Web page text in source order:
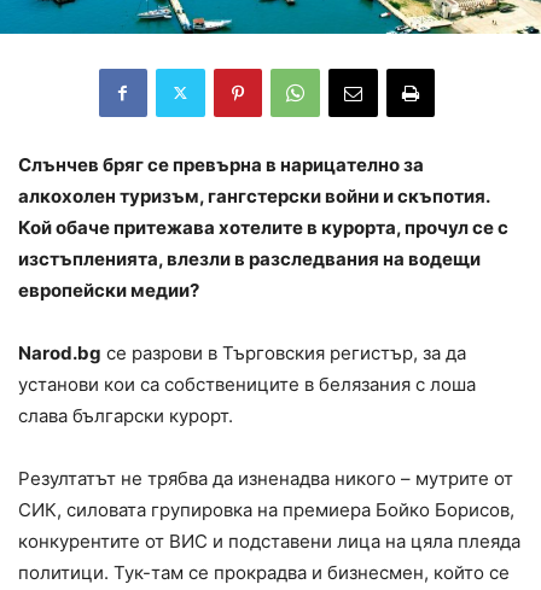
Слънчев бряг се превърна в нарицателно за
алкохолен туризъм, гангстерски войни и скъпотия.
Кой обаче притежава хотелите в курорта, прочул се с
изстъпленията, влезли в разследвания на водещи
европейски медии?
Narod.bg се разрови в Търговския регистър, за да
установи кои са собствениците в белязания с лоша
слава български курорт.
Резултатът не трябва да изненадва никого – мутрите от
СИК, силовата групировка на премиера Бойко Борисов,
конкурентите от ВИС и подставени лица на цяла плеяда
политици. Тук-там се прокрадва и бизнесмен, който се